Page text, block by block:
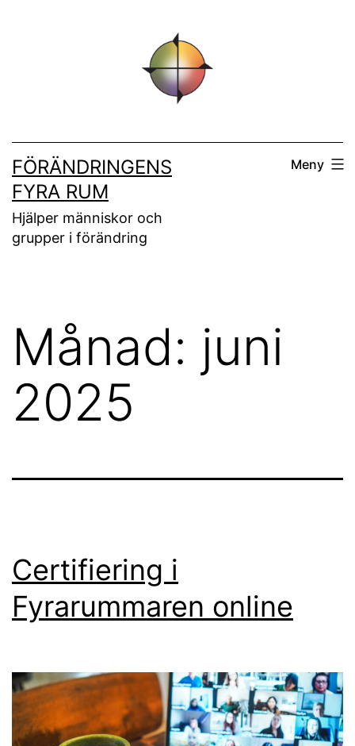
FÖRÄNDRINGENS
FYRA RUM
Hjälper människor och
grupper i förändring
Meny
Månad: juni
2025
Certifiering i
Fyrarummaren online